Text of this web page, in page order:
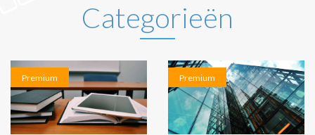
Categorieën
Premium Premium